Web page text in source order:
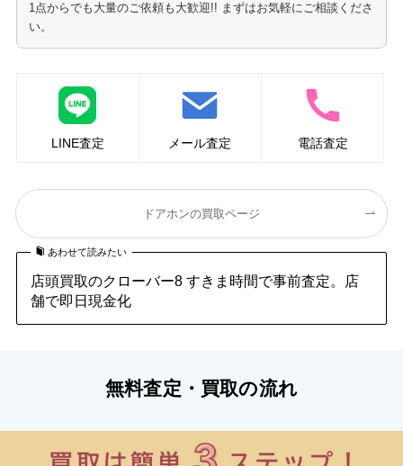
1点からでも大量のご依頼も大歓迎!! まずはお気軽にご相談くださ
い。
LINE査定 メール査定 電話査定
ドアホンの買取ページ
あわせて読みたい
店頭買取のクローバー8 すきま時間で事前査定。店
舗で即日現金化
無料査定・買取の流れ